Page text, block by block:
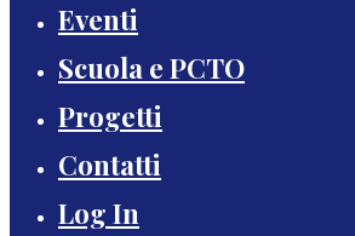
Eventi
Scuola e PCTO
Progetti
Contatti
Log In